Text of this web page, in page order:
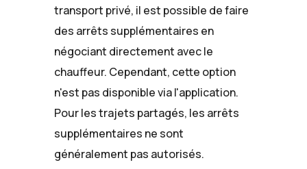
transport privé, il est possible de faire
des arrêts supplémentaires en
négociant directement avec le
chauffeur. Cependant, cette option
n'est pas disponible via l'application.
Pour les trajets partagés, les arrêts
supplémentaires ne sont
généralement pas autorisés.